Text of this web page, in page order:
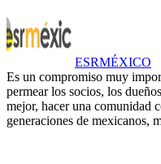
ESRMÉXICO
Es un compromiso muy
permear los socios, los
mejor, hacer una comunidad
generaciones de mexicanos,